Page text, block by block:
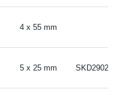
4 x 55 mm
5 x 25 mm SKD2902VV